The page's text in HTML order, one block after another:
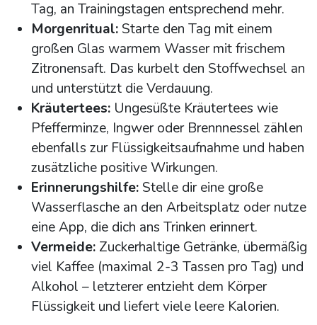
Tag, an Trainingstagen entsprechend mehr.
Morgenritual: Starte den Tag mit einem
großen Glas warmem Wasser mit frischem
Zitronensaft. Das kurbelt den Stoffwechsel an
und unterstützt die Verdauung.
Kräutertees: Ungesüßte Kräutertees wie
Pfefferminze, Ingwer oder Brennnessel zählen
ebenfalls zur Flüssigkeitsaufnahme und haben
zusätzliche positive Wirkungen.
Erinnerungshilfe: Stelle dir eine große
Wasserflasche an den Arbeitsplatz oder nutze
eine App, die dich ans Trinken erinnert.
Vermeide: Zuckerhaltige Getränke, übermäßig
viel Kaffee (maximal 2-3 Tassen pro Tag) und
Alkohol – letzterer entzieht dem Körper
Flüssigkeit und liefert viele leere Kalorien.